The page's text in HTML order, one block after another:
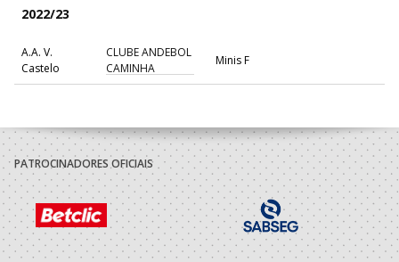
2022/23
A.A. V.
Castelo
CLUBE ANDEBOL
CAMINHA
Minis F
PATROCINADORES OFICIAIS